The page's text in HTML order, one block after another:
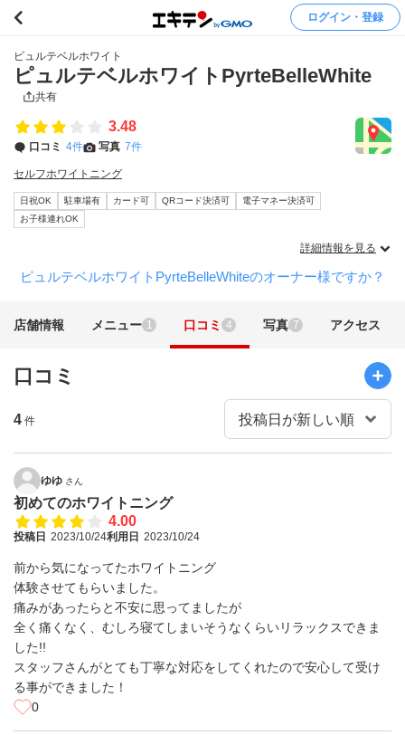
ログイン・登録
ピュルテベルホワイト
ピュルテベルホワイトPyrteBelleWhite
共有
3.48
口コミ 4件 写真 7件
セルフホワイトニング
日祝OK 駐車場有 カード可 QRコード決済可
電子マネー決済可
お子様連れOK
詳細情報を見る
ピュルテベルホワイトPyrteBelleWhiteのオーナー様ですか？
店舗情報 メニュー 1 口コミ 4 写真 7 アクセス
口コミ
4 件
ゆゆ さん
初めてのホワイトニング
4.00
投稿日 2023/10/24利用日 2023/10/24
前から気になってたホワイトニング
体験させてもらいました。
痛みがあったらと不安に思ってましたが
全く痛くなく、むしろ寝てしまいそうなくらいリラックスできま
した!!
スタッフさんがとても丁寧な対応をしてくれたので安心して受け
る事ができました！
0